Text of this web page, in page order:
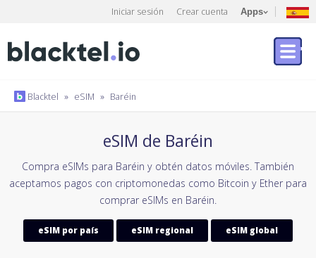
Iniciar sesión Crear cuenta Apps
Blacktel » eSIM » Baréin
eSIM de Baréin
Compra eSIMs para Baréin y obtén datos móviles. También
aceptamos pagos con criptomonedas como Bitcoin y Ether para
comprar eSIMs en Baréin.
eSIM por país eSIM regional eSIM global